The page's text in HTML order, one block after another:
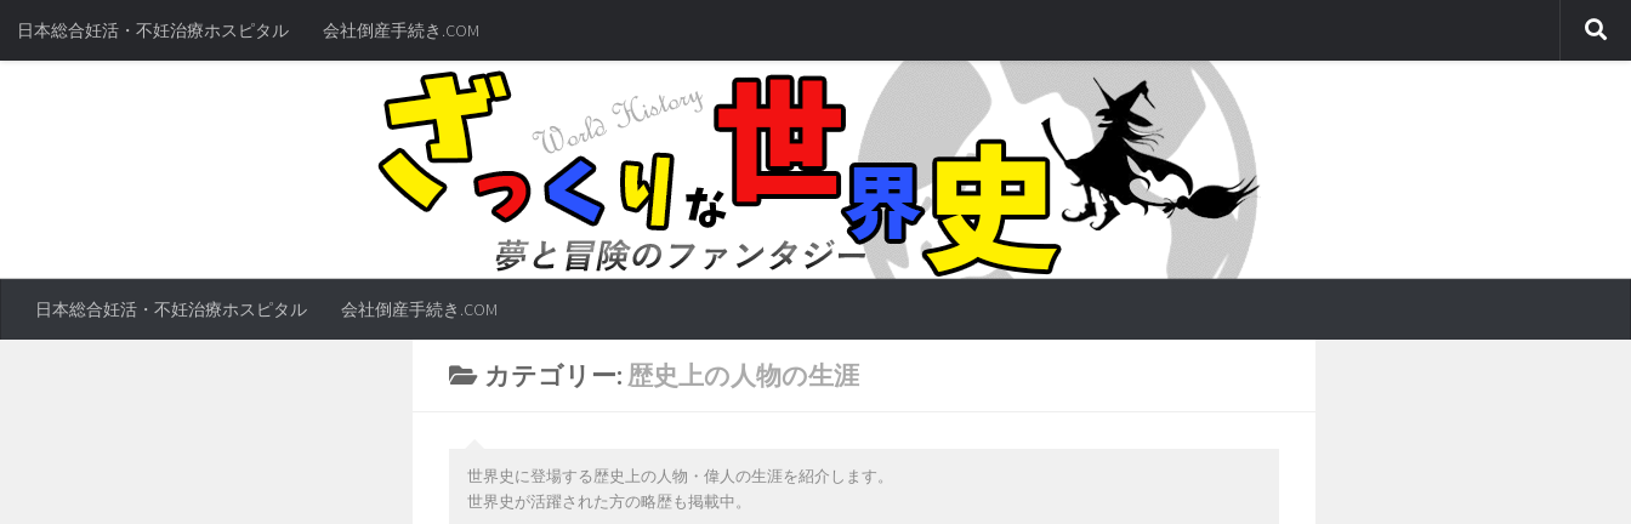
日本総合妊活・不妊治療ホスピタル 会社倒産手続き.COM
日本総合妊活・不妊治療ホスピタル 会社倒産手続き.COM
カテゴリー: 歴史上の人物の生涯
世界史に登場する歴史上の人物・偉人の生涯を紹介します。
世界史が活躍された方の略歴も掲載中。